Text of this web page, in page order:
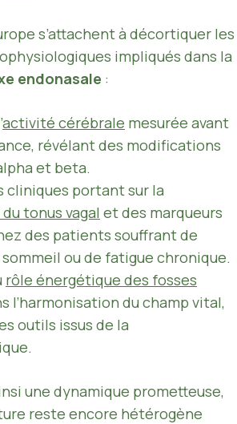
s’attachent à décortiquer les
impliqués dans la
endonasale :
activité cérébrale mesurée avant
révélant des modifications
et beta.
cliniques portant sur la
tonus vagal et des marqueurs
des patients souffrant de
ou de fatigue chronique.
rôle énergétique des fosses
l’harmonisation du champ vital,
outils issus de la
une dynamique prometteuse,
reste encore hétérogène